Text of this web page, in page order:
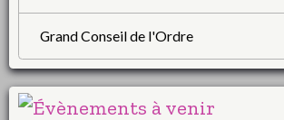
Grand Conseil de l'Ordre